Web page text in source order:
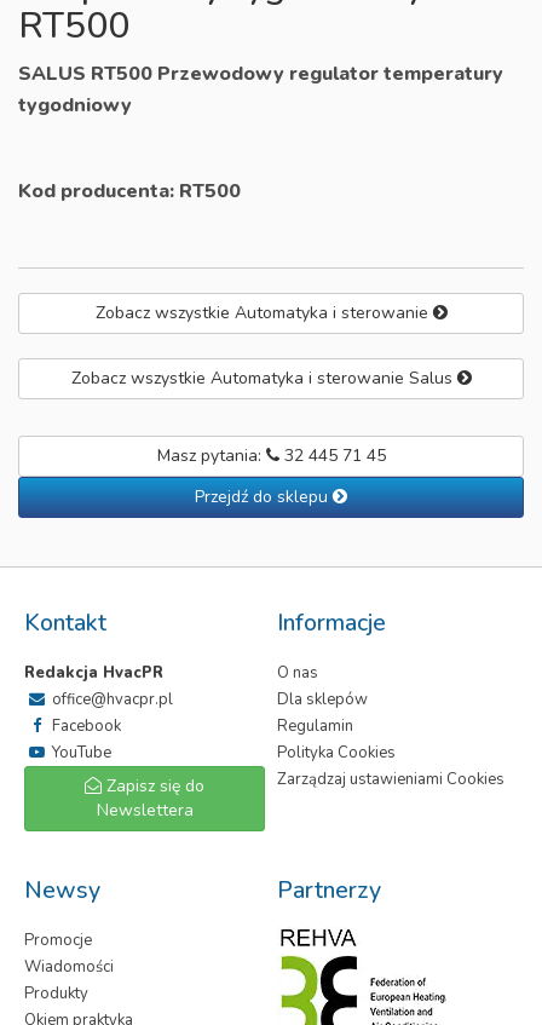
RT500
SALUS RT500 Przewodowy regulator temperatury
tygodniowy
Kod producenta: RT500
Zobacz wszystkie Automatyka i sterowanie
Zobacz wszystkie Automatyka i sterowanie Salus
Masz pytania:
32 445 71 45
Przejdź do sklepu
Kontakt
Redakcja HvacPR
office@hvacpr.pl
Facebook
YouTube
Zapisz się do
Newslettera
Informacje
O nas
Dla sklepów
Regulamin
Polityka Cookies
Zarządzaj ustawieniami Cookies
Newsy
Promocje
Wiadomości
Produkty
Okiem praktyka
Partnerzy